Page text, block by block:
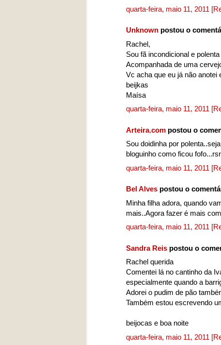
quarta-feira, maio 11, 2011
Unknown postou o
Rachel,
Sou fã incondicional e polenta
Acompanhada de uma
Vc acha que eu já não anotei
beijkas
Maísa
quarta-feira, maio 11, 2011
Arteira.com postou o
Sou doidinha por
bloguinho como ficou
quarta-feira, maio 11, 2011
Bel Alves postou o
Minha filha adora, quando
mais..Agora fazer é mais
quarta-feira, maio 11, 2011
Sandra Reis postou o
Rachel querida
Comentei lá no cantinho da
especialmente quando a
Adorei o pudim de pão
Também estou escrevendo
beijocas e boa noite
quarta-feira, maio 11, 2011